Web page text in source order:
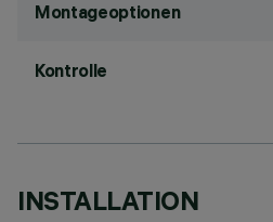
Montageoptionen
Kontrolle
INSTALLATION